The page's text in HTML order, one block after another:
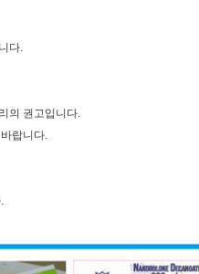
다.
의 권고입니다.
랍니다.